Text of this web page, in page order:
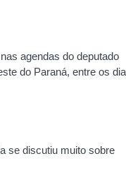
agendas do deputado
do Paraná, entre os
se discutiu muito sobre